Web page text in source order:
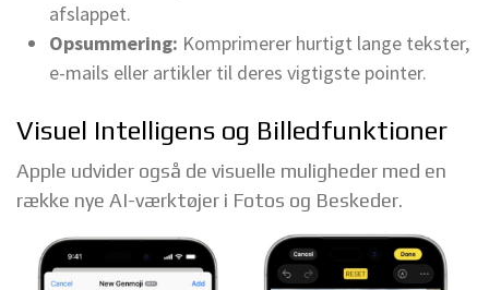
afslappet.
Opsummering: Komprimerer hurtigt lange tekster,
e-mails eller artikler til deres vigtigste pointer.
Visuel Intelligens og Billedfunktioner
Apple udvider også de visuelle muligheder med en
række nye AI-værktøjer i Fotos og Beskeder.